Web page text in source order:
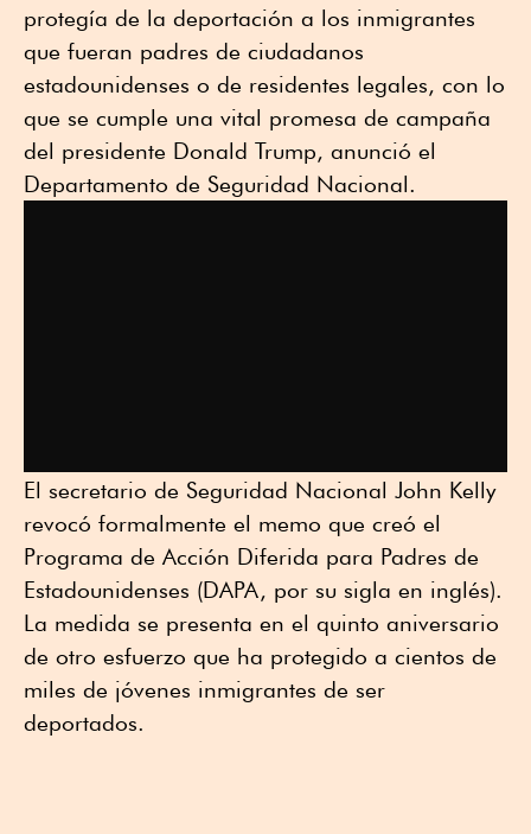
protegía de la deportación a los inmigrantes
que fueran padres de ciudadanos
estadounidenses o de residentes legales, con lo
que se cumple una vital promesa de campaña
del presidente Donald Trump, anunció el
Departamento de Seguridad Nacional.
El secretario de Seguridad Nacional John Kelly
revocó formalmente el memo que creó el
Programa de Acción Diferida para Padres de
Estadounidenses (DAPA, por su sigla en inglés).
La medida se presenta en el quinto aniversario
de otro esfuerzo que ha protegido a cientos de
miles de jóvenes inmigrantes de ser
deportados.